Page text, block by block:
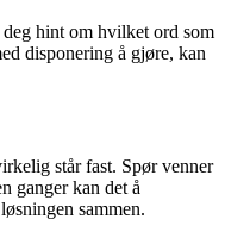
hint om hvilket ord som
disponering å gjøre, kan
står fast. Spør venner
ganger kan det å
sammen.